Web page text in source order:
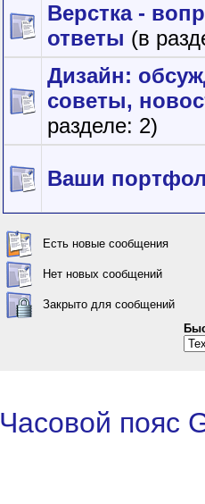
Верстка -
ответы (в
Дизайн:
советы,
разделе: 2)
Ваши
Есть новые сообщения
Нет новых сообщений
Закрыто для сообщений
Часовой пояс